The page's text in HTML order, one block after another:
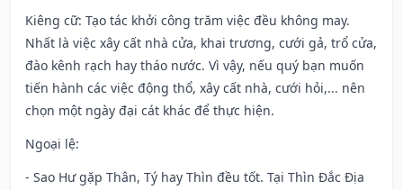
Kiêng cữ: Tạo tác khởi công trăm việc đều không may.
Nhất là việc xây cất nhà cửa, khai trương, cưới gả, trổ cửa,
đào kênh rạch hay tháo nước. Vì vậy, nếu quý bạn muốn
tiến hành các việc động thổ, xây cất nhà, cưới hỏi,... nên
chọn một ngày đại cát khác để thực hiện.
Ngoại lệ:
- Sao Hư gặp Thân, Tý hay Thìn đều tốt. Tại Thìn Đắc Địa